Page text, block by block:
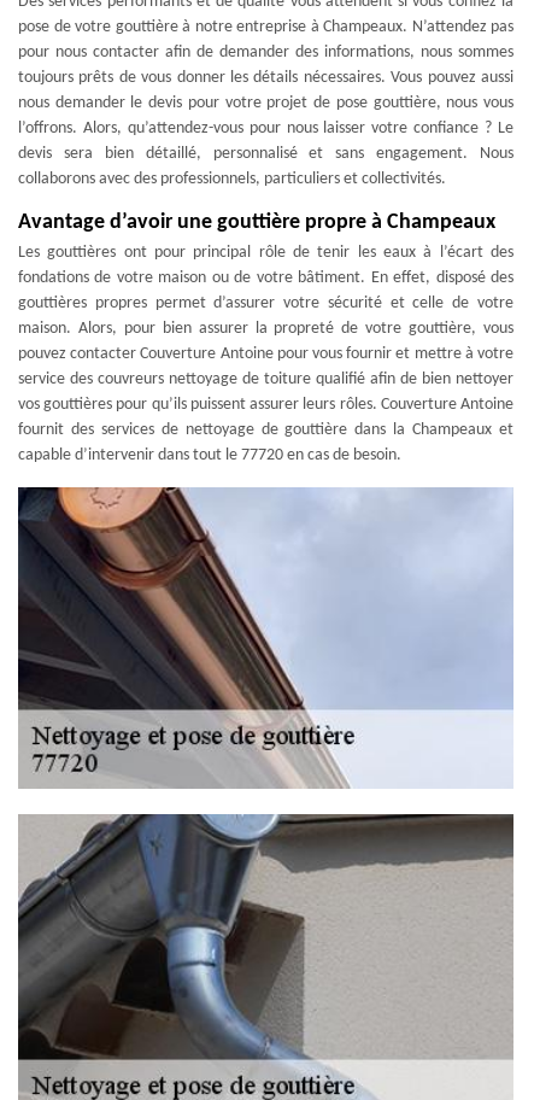
pose de votre gouttière à notre entreprise à Champeaux. N’attendez pas
pour nous contacter afin de demander des informations, nous sommes
toujours prêts de vous donner les détails nécessaires. Vous pouvez aussi
nous demander le devis pour votre projet de pose gouttière, nous vous
l’offrons. Alors, qu’attendez-vous pour nous laisser votre confiance ? Le
devis sera bien détaillé, personnalisé et sans engagement. Nous
collaborons avec des professionnels, particuliers et collectivités.
Avantage d’avoir une gouttière propre à Champeaux
Les gouttières ont pour principal rôle de tenir les eaux à l’écart des
fondations de votre maison ou de votre bâtiment. En effet, disposé des
gouttières propres permet d’assurer votre sécurité et celle de votre
maison. Alors, pour bien assurer la propreté de votre gouttière, vous
pouvez contacter Couverture Antoine pour vous fournir et mettre à votre
service des couvreurs nettoyage de toiture qualifié afin de bien nettoyer
vos gouttières pour qu’ils puissent assurer leurs rôles. Couverture Antoine
fournit des services de nettoyage de gouttière dans la Champeaux et
capable d’intervenir dans tout le 77720 en cas de besoin.